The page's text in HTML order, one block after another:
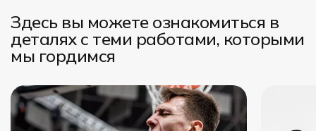
Здесь вы можете ознакомиться в
деталях с теми работами, которыми
мы гордимся